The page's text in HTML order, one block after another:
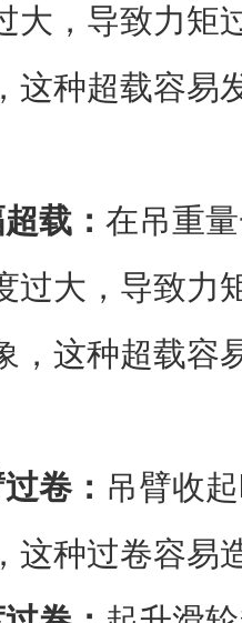
大，导致力矩
这种超载容易
载： 在吊重
过大，导致力
，这种超载容
卷： 吊臂收
这种过卷容易